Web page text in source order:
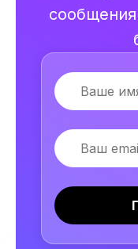
Имя
Email